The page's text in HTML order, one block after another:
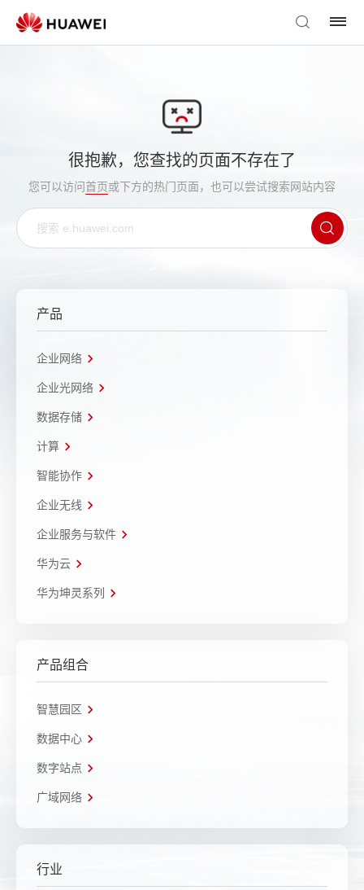
很抱歉，您查找的页面不存在了
您可以访问首页或下方的热门页面，也可以尝试搜索网站内容
产品
企业网络
企业光网络
数据存储
计算
智能协作
企业无线
企业服务与软件
华为云
华为坤灵系列
产品组合
智慧园区
数据中心
数字站点
广域网络
行业